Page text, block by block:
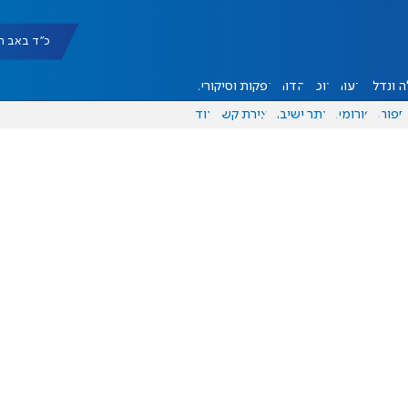
כ"ד באב תשפ"ו
ונדל"ן דעות אוכל יהדות הפקות וסיקורים
ספורט פורומים אתר ישיבה יצירת קשר עוד